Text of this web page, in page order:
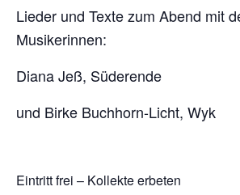
Lieder und Texte zum Abend mit
Musikerinnen:
Diana Jeß, Süderende
und Birke Buchhorn-Licht, Wyk
Eintritt frei – Kollekte erbeten